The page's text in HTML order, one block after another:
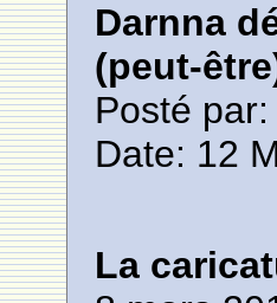
Darnna
(peut-
Posté par:
Date: 12
La